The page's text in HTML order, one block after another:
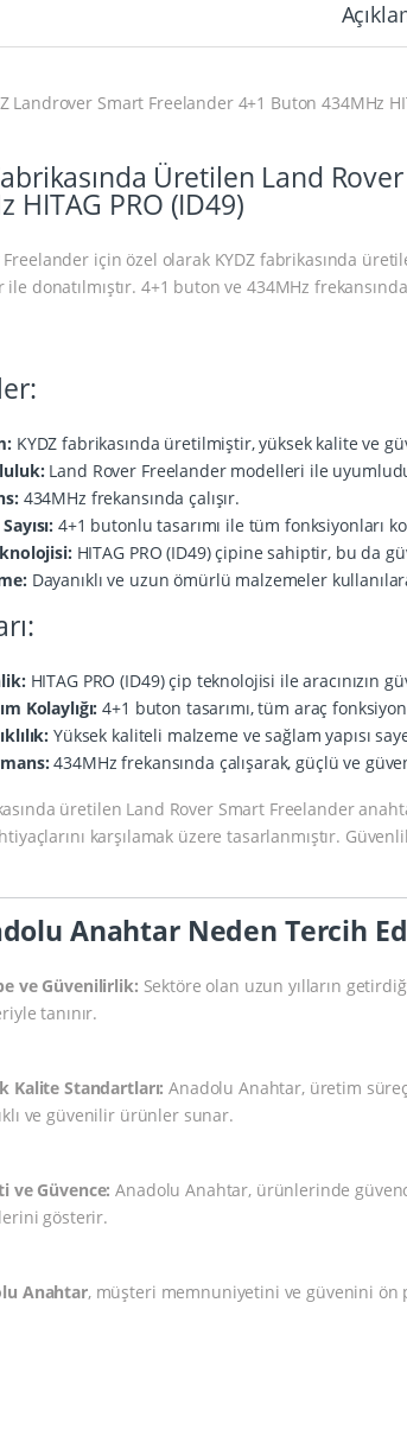
Landrover Smart Freelander 4+1 Buton 434MHz
Üretilen Land
HITAG PRO (ID49)
Freelander için özel olarak KYDZ fabrikasında
donatılmıştır. 4+1 buton ve 434MHz
KYDZ fabrikasında üretilmiştir, yüksek kalite ve
Land Rover Freelander modelleri ile
434MHz frekansında çalışır.
4+1 butonlu tasarımı ile tüm fonksiyonları
HITAG PRO (ID49) çipine sahiptir, bu da
Dayanıklı ve uzun ömürlü malzemeler
HITAG PRO (ID49) çip teknolojisi ile aracınızın
Kolaylığı: 4+1 buton tasarımı, tüm araç
Yüksek kaliteli malzeme ve sağlam yapısı
434MHz frekansında çalışarak, güçlü ve
üretilen Land Rover Smart Freelander
karşılamak üzere tasarlanmıştır.
Anahtar Neden Tercih
ve Güvenilirlik: Sektöre olan uzun yılların
tanınır.
Kalite Standartları: Anadolu Anahtar, üretim
ve güvenilir ürünler sunar.
ve Güvence: Anadolu Anahtar, ürünlerinde
gösterir.
Anahtar, müşteri memnuniyetini ve güvenini